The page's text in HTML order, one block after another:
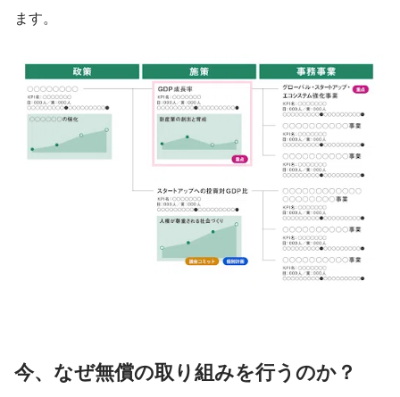
ます。
今、なぜ無償の取り組みを行うのか？